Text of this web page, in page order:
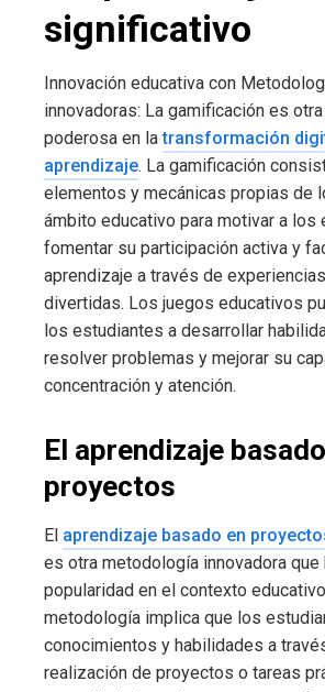
significativo
Innovación educativa con
innovadoras: La gamificación es
poderosa en latransformación
aprendizaje. La gamificación
elementos y mecánicas propias de
ámbito educativo para motivar a los
fomentar su participación activa y
aprendizaje a través de
divertidas. Los juegos educativos
los estudiantes a desarrollar
resolver problemas y mejorar su
concentración y atención.
El aprendizaje
proyectos
El aprendizaje basado en
es otra metodología innovadora que
popularidad en el contexto
metodología implica que los
conocimientos y habilidades a
realización de proyectos o tareas